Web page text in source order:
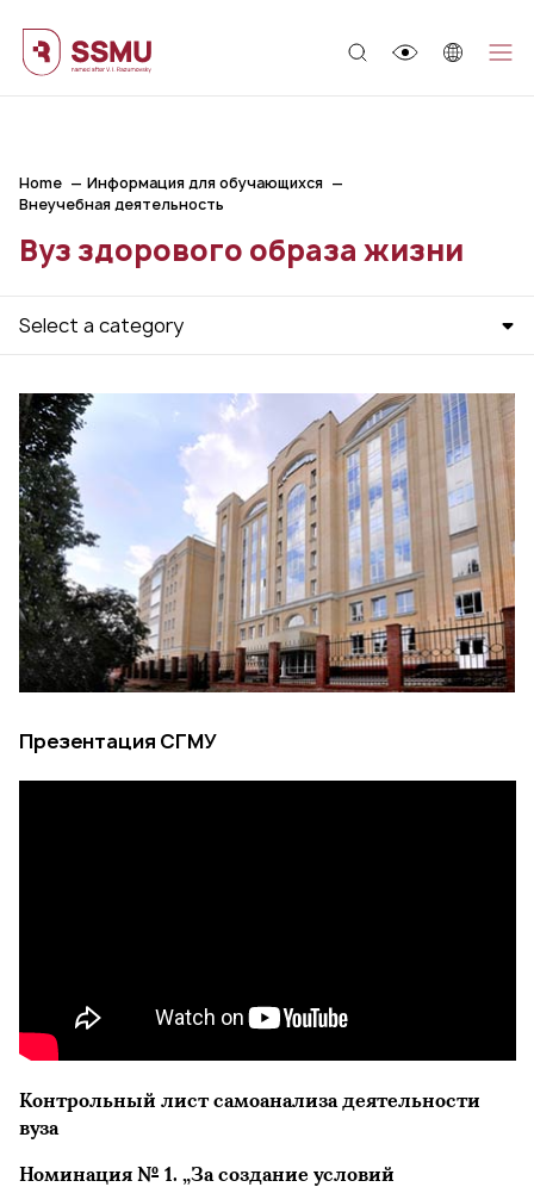
Home
Информация для обучающихся
Внеучебная деятельность
Вуз здорового образа жизни
Select a category
Презентация СГМУ
Контрольный лист самоанализа деятельности
вуза
Номинация № 1. „За создание условий